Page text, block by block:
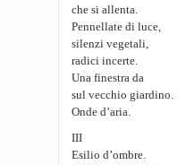
che si allenta.
Pennellate di luce,
silenzi vegetali,
radici incerte.
Una finestra da
sul vecchio giardino.
Onde d’aria.
III
Esilio d’ombre.